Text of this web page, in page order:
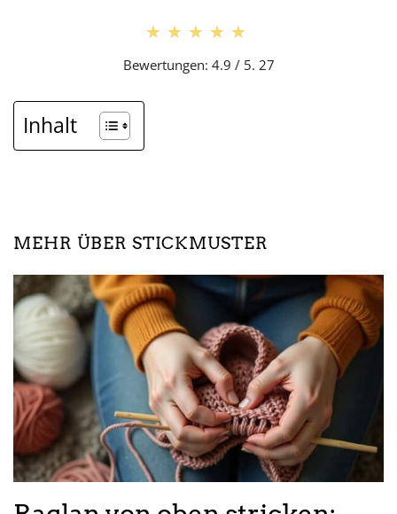
★★★★★
★★★★★
Bewertungen: 4.9 / 5. 27
Inhalt
MEHR ÜBER STICKMUSTER